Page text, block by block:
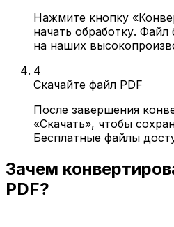
Нажмите кнопку
начать обработку.
на наших
4
Скачайте файл PDF
После завершения
«Скачать», чтобы
Бесплатные файлы
Зачем
PDF?